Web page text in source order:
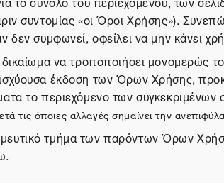
συντομίας «οι Όροι Χρήσης»).
δεν συμφωνεί, οφείλει να μην κάνει
δικαίωμα να τροποποιήσει
έκδοση των Όρων Χρήσης,
το περιεχόμενο των
τις όποιες αλλαγές σημαίνει την
τμήμα των παρόντων Όρων